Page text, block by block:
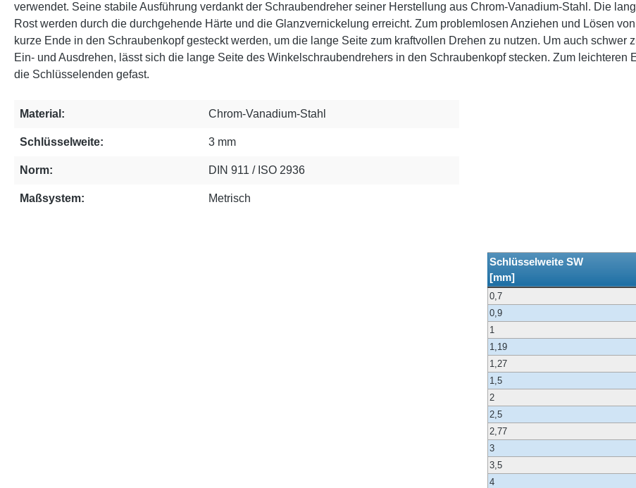
verwendet. Seine stabile Ausführung verdankt der Schraubendreher seiner Herstellung aus Chrom-Vanadium-Stahl. Die
Rost werden durch die durchgehende Härte und die Glanzvernickelung erreicht. Zum problemlosen Anziehen und Lösen
kurze Ende in den Schraubenkopf gesteckt werden, um die lange Seite zum kraftvollen Drehen zu nutzen. Um auch
Ein- und Ausdrehen, lässt sich die lange Seite des Winkelschraubendrehers in den Schraubenkopf stecken. Zum leichteren
die Schlüsselenden gefast.
Material: Chrom-Vanadium-Stahl
Schlüsselweite: 3 mm
Norm: DIN 911 / ISO 2936
Maßsystem: Metrisch
Schlüsselweite SW
[mm]
0,7
0,9
1
1,19
1,27
1,5
2
2,5
2,77
3
3,5
4